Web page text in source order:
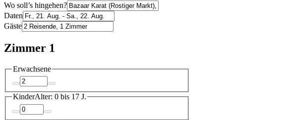
Wo soll’s hingehen?
Daten
Gäste
Zimmer 1
Erwachsene
KinderAlter: 0 bis 17 J.